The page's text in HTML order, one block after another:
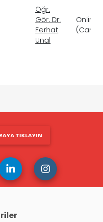
Öğr.
Gör. Dr.
Ferhat
Ünal
Online
(Canlı)
TIKLAYIN